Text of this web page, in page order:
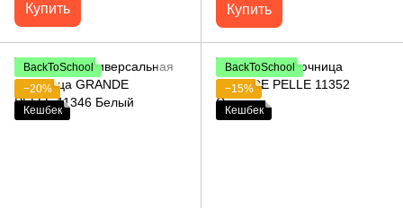
Купить Купить
BackToSchool
−20%
Кешбек
BackToSchool
−15%
Кешбек